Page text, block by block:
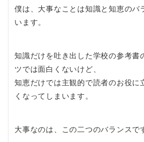
僕は、大事なことは知識と知恵のバ
います。
知識だけを吐き出した学校の参考書
ツでは面白くないけど、
知恵だけでは主観的で読者のお役に
くなってしまいます。
大事なのは、この二つのバランスで